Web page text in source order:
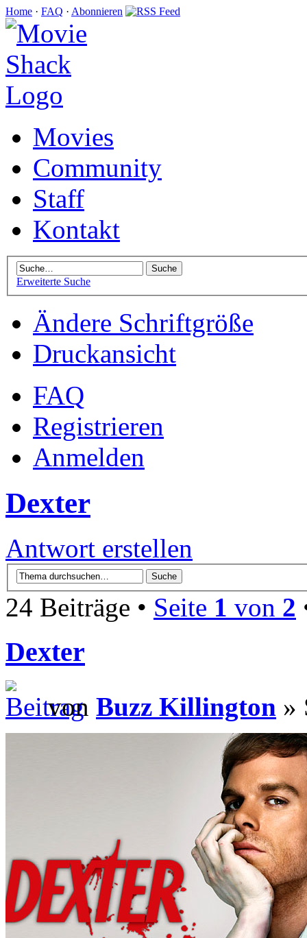
Home · FAQ · Abonnieren
Movies
Community
Staff
Kontakt
Erweiterte Suche
Ändere Schriftgröße
Druckansicht
FAQ
Registrieren
Anmelden
Dexter
Antwort erstellen
24 Beiträge • Seite 1 von 2
Dexter
von Buzz Killington »